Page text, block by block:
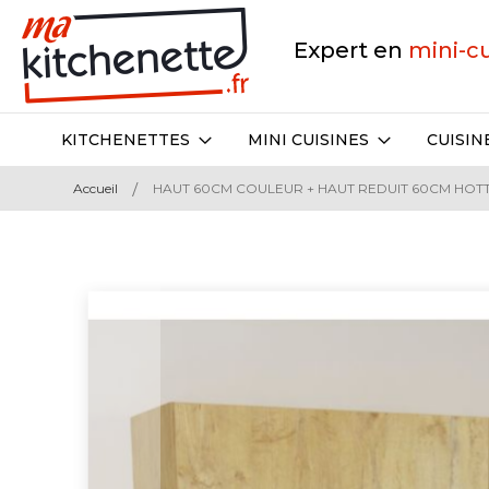
Expert en mini-
KITCHENETTES MINI CUISINES
Accueil HAUT 60CM COULEUR + HAUT REDUIT 60CM